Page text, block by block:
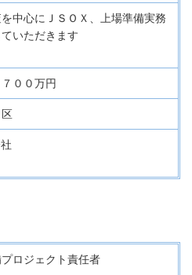
中心にＪＳＯＸ、上場準備実務
いただきます
００万円
プロジェクト責任者